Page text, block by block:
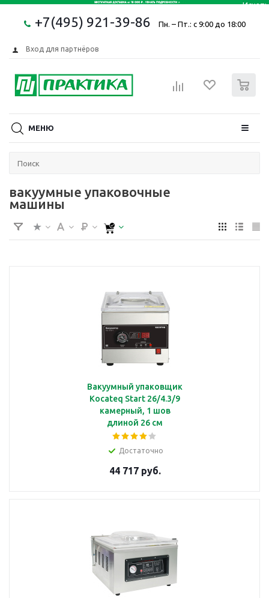
+7(495) 921-39-86 Пн. – Пт.: с 9:00 до 18:00
Вход для партнёров
МЕНЮ
вакуумные упаковочные
машины
Вакуумный упаковщик
Kocateq Start 26/4.3/9
камерный, 1 шов
длиной 26 см
Достаточно
44 717 руб.